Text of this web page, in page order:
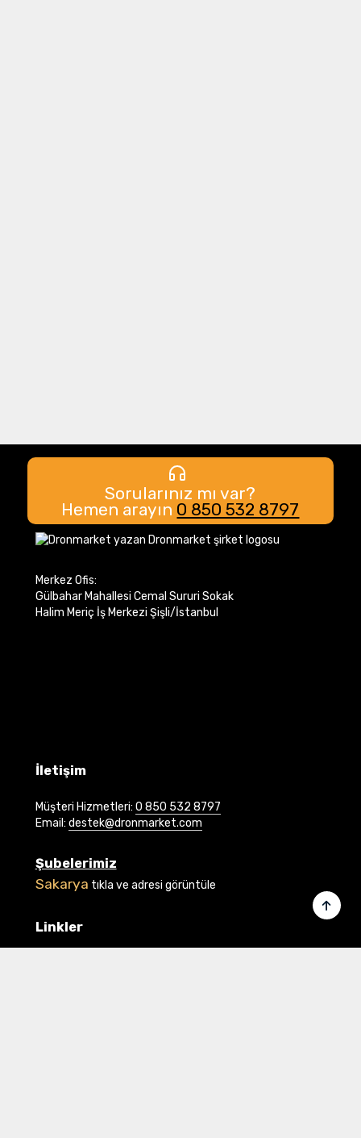
Sorularınız mı var?
Hemen arayın 0 850 532 8797
Merkez Ofis:
Gülbahar Mahallesi Cemal Sururi Sokak
Halim Meriç İş Merkezi Şişli/İstanbul
İletişim
Müşteri Hizmetleri: 0 850 532 8797
Email: destek@dronmarket.com
Şubelerimiz
Sakarya tıkla ve adresi görüntüle
Linkler